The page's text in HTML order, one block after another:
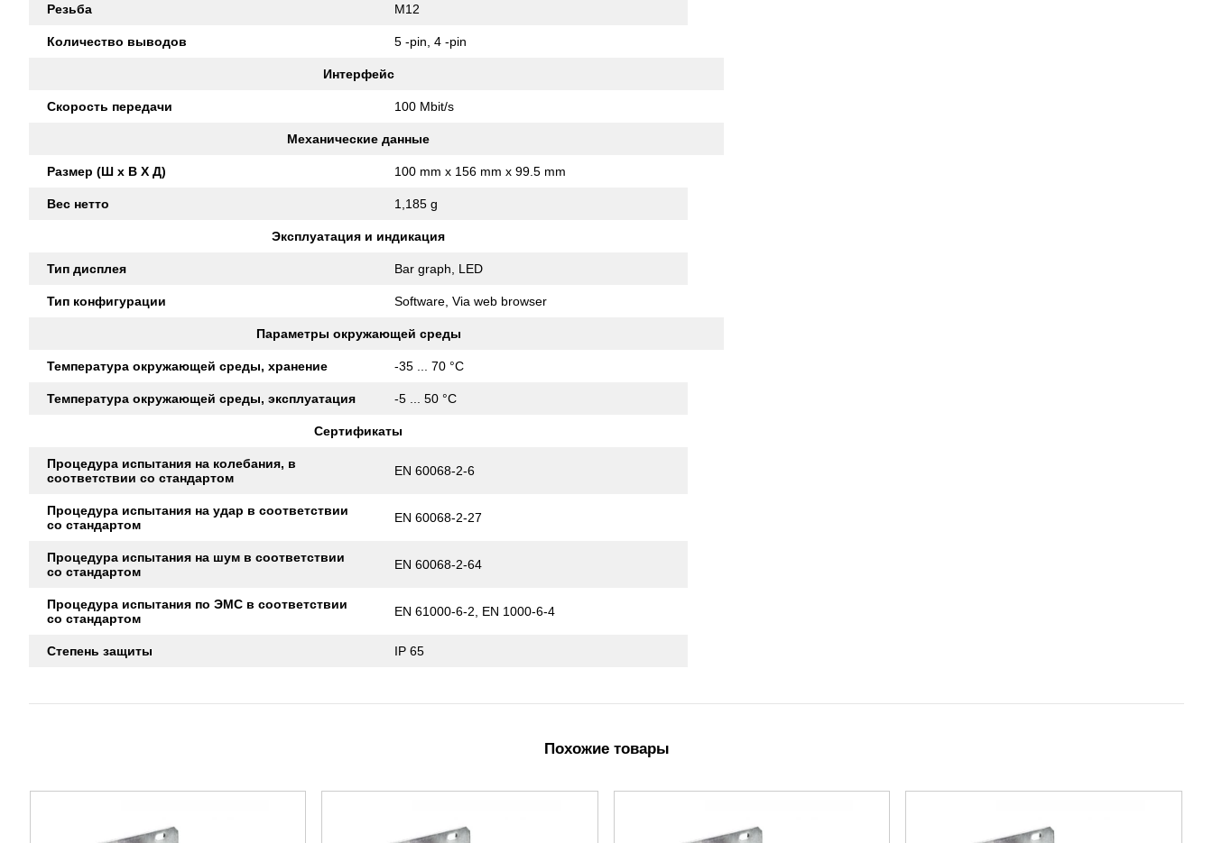
Резьба M12
Количество выводов 5 -pin, 4 -pin
Интерфейс
Скорость передачи 100 Mbit/s
Механические данные
Размер (Ш x В X Д) 100 mm x 156 mm x 99.5 mm
Вес нетто 1,185 g
Эксплуатация и индикация
Тип дисплея Bar graph, LED
Тип конфигурации Software, Via web browser
Параметры окружающей среды
Температура окружающей среды, хранение -35 ... 70 °C
Температура окружающей среды, эксплуатация -5 ... 50 °C
Сертификаты
Процедура испытания на колебания, в
соответствии со стандартом
EN 60068-2-6
Процедура испытания на удар в соответствии
со стандартом
EN 60068-2-27
Процедура испытания на шум в соответствии
со стандартом
EN 60068-2-64
Процедура испытания по ЭМС в соответствии
со стандартом
EN 61000-6-2, EN 1000-6-4
Степень защиты IP 65
Похожие товары